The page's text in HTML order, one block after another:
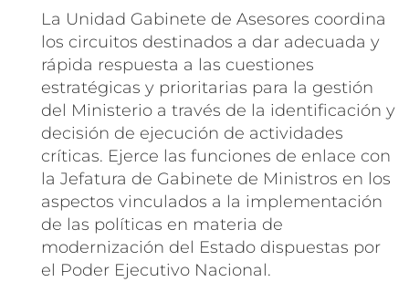
La Unidad Gabinete de Asesores coordina
los circuitos destinados a dar adecuada y
rápida respuesta a las cuestiones
estratégicas y prioritarias para la gestión
del Ministerio a través de la identificación y
decisión de ejecución de actividades
críticas. Ejerce las funciones de enlace con
la Jefatura de Gabinete de Ministros en los
aspectos vinculados a la implementación
de las políticas en materia de
modernización del Estado dispuestas por
el Poder Ejecutivo Nacional.